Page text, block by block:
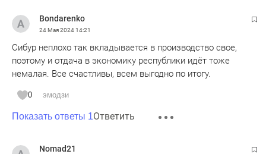
Bondarenko
24 Мая 202414:21
Сибур неплохо так вкладывается в производство свое,
поэтому и отдача в экономику республики идёт тоже
немалая. Все счастливы, всем выгодно по итогу.
0 эмодзи
Показать ответы 1Ответить
Nomad21